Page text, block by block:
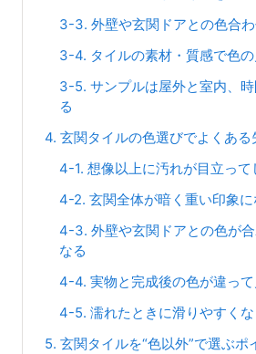
3-3. 外壁や玄関ドアとの色合
3-4. タイルの素材・質感で色
3-5. サンプルは屋外と室内、
る
4. 玄関タイルの色選びでよくある
4-1. 想像以上に汚れが目立って
4-2. 玄関全体が暗く重い印象に
4-3. 外壁や玄関ドアとの色が合
なる
4-4. 実物と完成後の色が違って
4-5. 濡れたときに滑りやすくな
5. 玄関タイルを“色以外”で選ぶポ